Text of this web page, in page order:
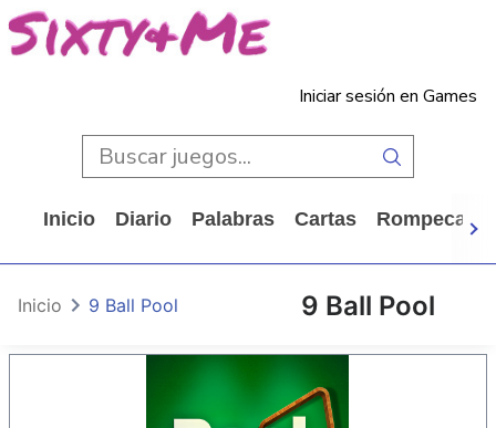
Iniciar sesión en Games
Inicio Diario Palabras Cartas
9 Ball Pool
Inicio 9 Ball Pool